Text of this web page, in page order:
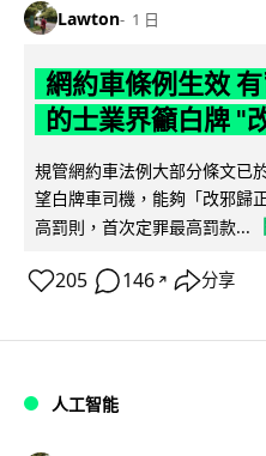
Lawton 1 日
網約車條例生效
的士業界籲白牌 "
規管網約車法例大部分條文已
望白牌車司機，能夠「改邪歸
高罰則，首次定罪最高罰款...
205 146 ↗ 分享
人工智能